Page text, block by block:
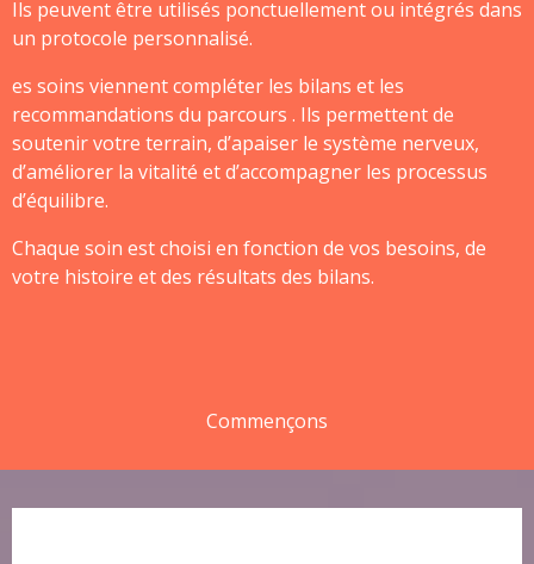
Ils peuvent être utilisés ponctuellement ou intégrés dans
un protocole personnalisé.
es soins viennent compléter les bilans et les
recommandations du parcours . Ils permettent de
soutenir votre terrain, d’apaiser le système nerveux,
d’améliorer la vitalité et d’accompagner les processus
d’équilibre.
Chaque soin est choisi en fonction de vos besoins, de
votre histoire et des résultats des bilans.
Commençons